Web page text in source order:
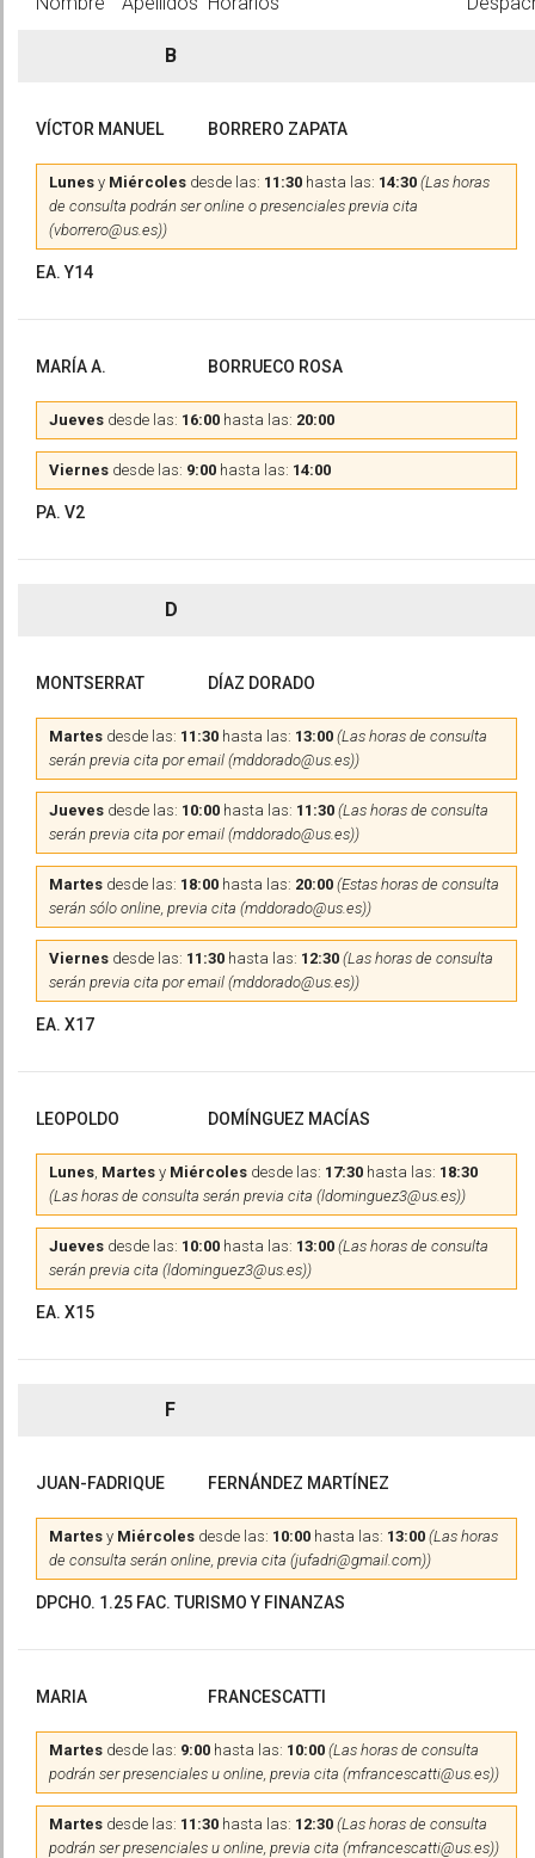
B
VÍCTOR MANUEL BORRERO ZAPATA
Lunes y Miércoles desde las: 11:30 hasta las: 14:30 (Las horas
de consulta podrán ser online o presenciales previa cita
(vborrero@us.es))
EA. Y14
MARÍA A. BORRUECO ROSA
Jueves desde las: 16:00 hasta las: 20:00
Viernes desde las: 9:00 hasta las: 14:00
PA. V2
D
MONTSERRAT DÍAZ DORADO
Martes desde las: 11:30 hasta las: 13:00 (Las horas de consulta
serán previa cita por email (mddorado@us.es))
Jueves desde las: 10:00 hasta las: 11:30 (Las horas de consulta
serán previa cita por email (mddorado@us.es))
Martes desde las: 18:00 hasta las: 20:00 (Estas horas de consulta
serán sólo online, previa cita (mddorado@us.es))
Viernes desde las: 11:30 hasta las: 12:30 (Las horas de consulta
serán previa cita por email (mddorado@us.es))
EA. X17
LEOPOLDO DOMÍNGUEZ MACÍAS
Lunes, Martes y Miércoles desde las: 17:30 hasta las: 18:30
(Las horas de consulta serán previa cita (ldominguez3@us.es))
Jueves desde las: 10:00 hasta las: 13:00 (Las horas de consulta
serán previa cita (ldominguez3@us.es))
EA. X15
F
JUAN-FADRIQUE FERNÁNDEZ MARTÍNEZ
Martes y Miércoles desde las: 10:00 hasta las: 13:00 (Las horas
de consulta serán online, previa cita (jufadri@gmail.com))
DPCHO. 1.25 FAC. TURISMO Y FINANZAS
MARIA FRANCESCATTI
Martes desde las: 9:00 hasta las: 10:00 (Las horas de consulta
podrán ser presenciales u online, previa cita (mfrancescatti@us.es))
Martes desde las: 11:30 hasta las: 12:30 (Las horas de consulta
podrán ser presenciales u online, previa cita (mfrancescatti@us.es))